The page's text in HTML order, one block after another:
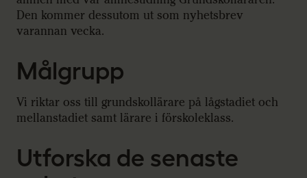
Den kommer dessutom ut som nyhetsbrev
varannan vecka.
Målgrupp
Vi riktar oss till grundskollärare på lågstadiet och
mellanstadiet samt lärare i förskoleklass.
Utforska de senaste